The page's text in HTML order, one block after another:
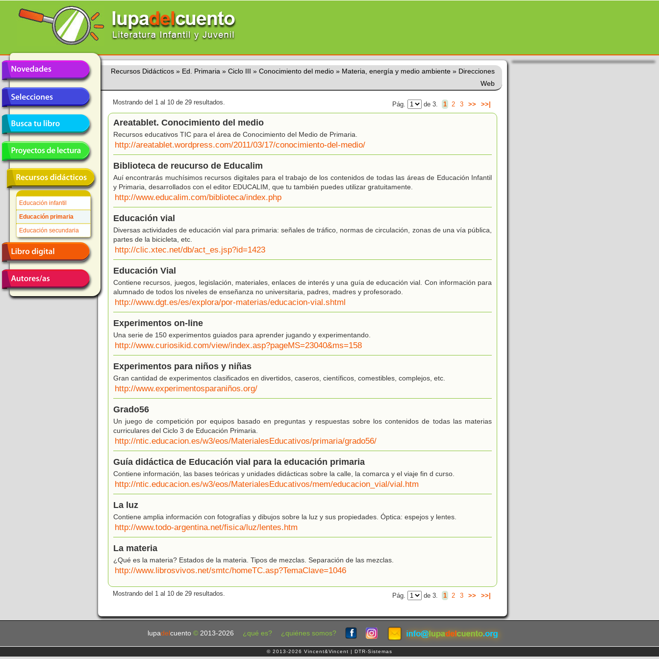
Educación infantil
Educación primaria
Educación secundaria
Recursos Didácticos » Ed. Primaria » Ciclo III » Conocimiento del medio » Materia, energía y medio ambiente » Direcciones
Web
Mostrando del 1 al 10 de 29 resultados. Pág. de 3. 1 2 3 >> >>|
Areatablet. Conocimiento del medio
Recursos educativos TIC para el área de Conocimiento del Medio de Primaria.
http://areatablet.wordpress.com/2011/03/17/conocimiento-del-medio/
Biblioteca de reucurso de Educalim
Auí encontrarás muchísimos recursos digitales para el trabajo de los contenidos de todas las áreas de Educación Infantil
y Primaria, desarrollados con el editor EDUCALIM, que tu también puedes utilizar gratuitamente.
http://www.educalim.com/biblioteca/index.php
Educación vial
Diversas actividades de educación vial para primaria: señales de tráfico, normas de circulación, zonas de una vía pública,
partes de la bicicleta, etc.
http://clic.xtec.net/db/act_es.jsp?id=1423
Educación Vial
Contiene recursos, juegos, legislación, materiales, enlaces de interés y una guía de educación vial. Con información para
alumnado de todos los niveles de enseñanza no universitaria, padres, madres y profesorado.
http://www.dgt.es/es/explora/por-materias/educacion-vial.shtml
Experimentos on-line
Una serie de 150 experimentos guiados para aprender jugando y experimentando.
http://www.curiosikid.com/view/index.asp?pageMS=23040&ms=158
Experimentos para niños y niñas
Gran cantidad de experimentos clasificados en divertidos, caseros, científicos, comestibles, complejos, etc.
http://www.experimentosparaniños.org/
Grado56
Un juego de competición por equipos basado en preguntas y respuestas sobre los contenidos de todas las materias
curriculares del Ciclo 3 de Educación Primaria.
http://ntic.educacion.es/w3/eos/MaterialesEducativos/primaria/grado56/
Guía didáctica de Educación vial para la educación primaria
Contiene información, las bases teóricas y unidades didácticas sobre la calle, la comarca y el viaje fin d curso.
http://ntic.educacion.es/w3/eos/MaterialesEducativos/mem/educacion_vial/vial.htm
La luz
Contiene amplia información con fotografías y dibujos sobre la luz y sus propiedades. Óptica: espejos y lentes.
http://www.todo-argentina.net/fisica/luz/lentes.htm
La materia
¿Qué es la materia? Estados de la materia. Tipos de mezclas. Separación de las mezclas.
http://www.librosvivos.net/smtc/homeTC.asp?TemaClave=1046
Mostrando del 1 al 10 de 29 resultados. Pág. de 3. 1 2 3 >> >>|
lupadel cuento © 2013-2026 ¿qué es? ¿quiénes somos?
© 2013-2026 Vincent&Vincent | DTR-Sistemas